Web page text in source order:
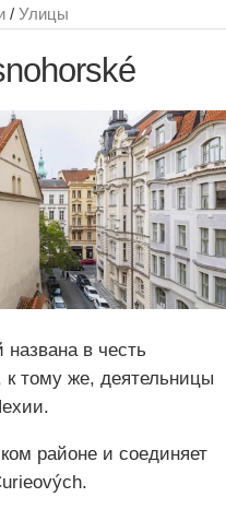
/ Улицы
в честь
к тому же, деятельницы
районе и соединяет